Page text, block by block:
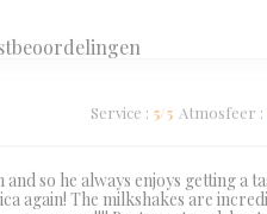
Service : 5/5 Atmosfeer :
so he always enjoys getting a
again! The milkshakes are